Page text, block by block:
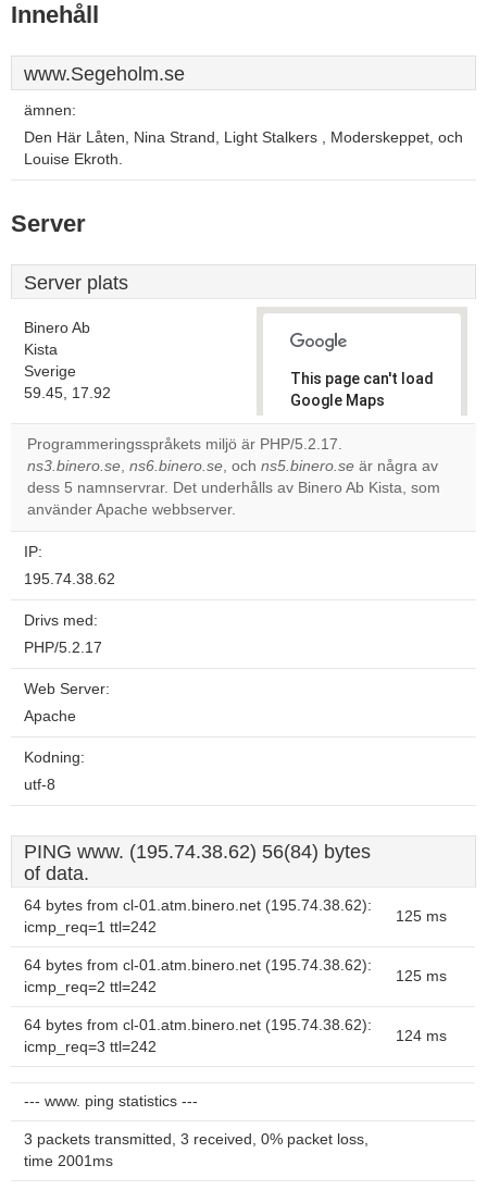
Innehåll
www.Segeholm.se
ämnen:
Den Här Låten, Nina Strand, Light Stalkers , Moderskeppet, och
Louise Ekroth.
Server
Server plats
Binero Ab
Kista
Sverige
59.45, 17.92
This page can't load
Google Maps
correctly.
Do you
own this
OK
Programmeringsspråkets miljö är PHP/5.2.17.
ns3.binero.se, ns6.binero.se, och ns5.binero.se är några av
dess 5 namnservrar. Det underhålls av Binero Ab Kista, som
använder Apache webbserver.
IP:
195.74.38.62
Drivs med:
PHP/5.2.17
Web Server:
Apache
Kodning:
utf-8
PING www. (195.74.38.62) 56(84) bytes
of data.
64 bytes from cl-01.atm.binero.net (195.74.38.62):
icmp_req=1 ttl=242
125 ms
64 bytes from cl-01.atm.binero.net (195.74.38.62):
icmp_req=2 ttl=242
125 ms
64 bytes from cl-01.atm.binero.net (195.74.38.62):
icmp_req=3 ttl=242
124 ms
--- www. ping statistics ---
3 packets transmitted, 3 received, 0% packet loss,
time 2001ms